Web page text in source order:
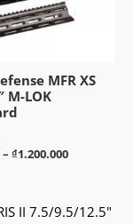
MFR XS
M-LOK
– ₫1.200.000Khoảng
đến